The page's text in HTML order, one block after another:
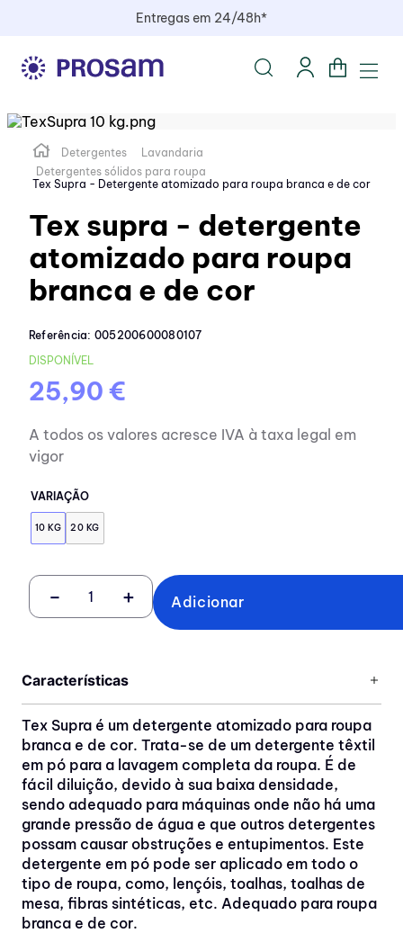
Entregas em 24/48h*
Detergentes
Lavandaria
Detergentes sólidos para roupa
Tex Supra - Detergente atomizado para roupa branca e de cor
Tex supra - detergente
atomizado para roupa
branca e de cor
Referência: 005200600080107
DISPONÍVEL
25,90 €
A todos os valores acresce IVA à taxa legal em
vigor
VARIAÇÃO
10 KG 20 KG
＋
－ Adicionar
Características
Tex Supra é um detergente atomizado para roupa
branca e de cor. Trata-se de um detergente têxtil
em pó para a lavagem completa da roupa. É de
fácil diluição, devido à sua baixa densidade,
sendo adequado para máquinas onde não há uma
grande pressão de água e que outros detergentes
possam causar obstruções e entupimentos. Este
detergente em pó pode ser aplicado em todo o
tipo de roupa, como, lençóis, toalhas, toalhas de
mesa, fibras sintéticas, etc. Adequado para roupa
branca e de cor.